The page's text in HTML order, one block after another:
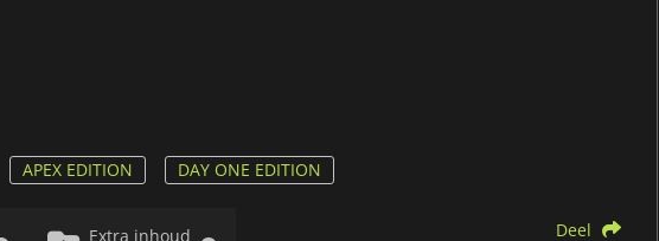
APEX EDITION DAY ONE EDITION
Extra inhoud
Deel